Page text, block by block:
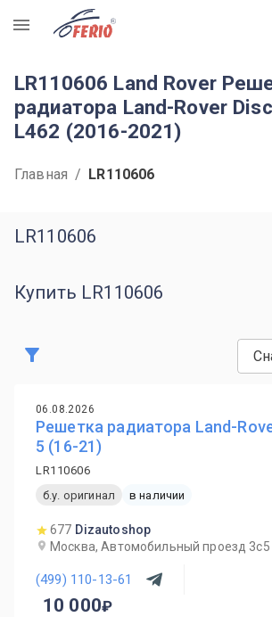
R
LR110606 Land Rover
радиатора Land-Rover
L462 (2016-2021)
Главная / LR110606
LR110606
Купить LR110606
06.08.2026
Решетка радиатора Land-
5 (16-21)
LR110606
б.у. оригинал
в наличии
677 Dizautoshop
Москва, Автомобильный проезд 3с5
(499) 110-13-61
10 000